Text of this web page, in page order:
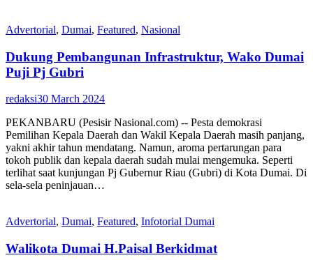
Advertorial, Dumai, Featured, Nasional
Dukung Pembangunan Infrastruktur, Wako Dumai
Puji Pj Gubri
redaksi30 March 2024
PEKANBARU (Pesisir Nasional.com) -- Pesta demokrasi
Pemilihan Kepala Daerah dan Wakil Kepala Daerah masih panjang,
yakni akhir tahun mendatang. Namun, aroma pertarungan para
tokoh publik dan kepala daerah sudah mulai mengemuka. Seperti
terlihat saat kunjungan Pj Gubernur Riau (Gubri) di Kota Dumai. Di
sela-sela peninjauan…
Advertorial, Dumai, Featured, Infotorial Dumai
Walikota Dumai H.Paisal Berkidmat